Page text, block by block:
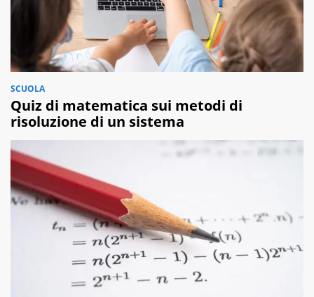
SCUOLA
Quiz di matematica sui metodi di
risoluzione di un sistema